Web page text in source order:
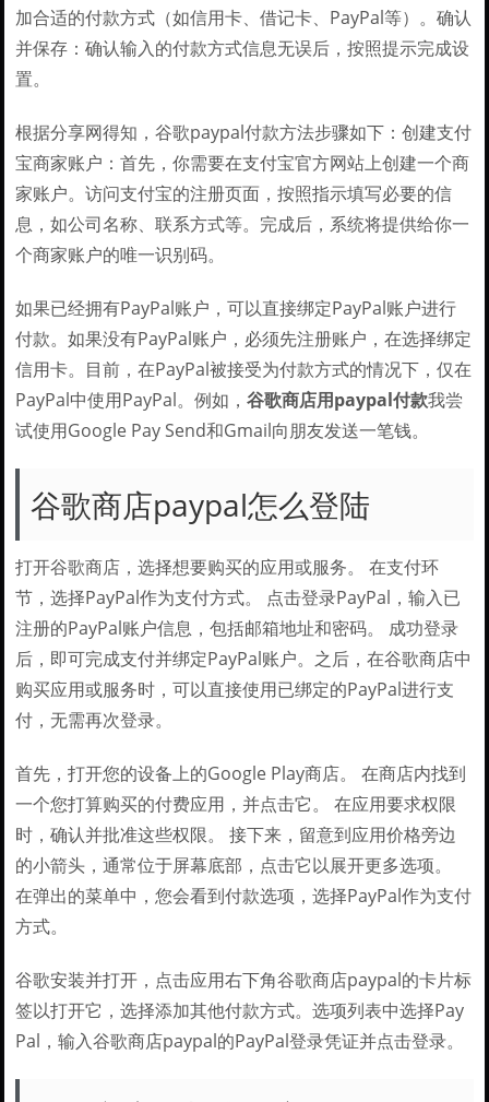
加合适的付款方式（如信用卡、借记卡、PayPal等）。确认
并保存：确认输入的付款方式信息无误后，按照提示完成设
置。
根据分享网得知，谷歌paypal付款方法步骤如下：创建支付
宝商家账户：首先，你需要在支付宝官方网站上创建一个商
家账户。访问支付宝的注册页面，按照指示填写必要的信
息，如公司名称、联系方式等。完成后，系统将提供给你一
个商家账户的唯一识别码。
如果已经拥有PayPal账户，可以直接绑定PayPal账户进行
付款。如果没有PayPal账户，必须先注册账户，在选择绑定
信用卡。目前，在PayPal被接受为付款方式的情况下，仅在
PayPal中使用PayPal。例如，谷歌商店用paypal付款我尝
试使用Google Pay Send和Gmail向朋友发送一笔钱。
谷歌商店paypal怎么登陆
打开谷歌商店，选择想要购买的应用或服务。 在支付环
节，选择PayPal作为支付方式。 点击登录PayPal，输入已
注册的PayPal账户信息，包括邮箱地址和密码。 成功登录
后，即可完成支付并绑定PayPal账户。之后，在谷歌商店中
购买应用或服务时，可以直接使用已绑定的PayPal进行支
付，无需再次登录。
首先，打开您的设备上的Google Play商店。 在商店内找到
一个您打算购买的付费应用，并点击它。 在应用要求权限
时，确认并批准这些权限。 接下来，留意到应用价格旁边
的小箭头，通常位于屏幕底部，点击它以展开更多选项。
在弹出的菜单中，您会看到付款选项，选择PayPal作为支付
方式。
谷歌安装并打开，点击应用右下角谷歌商店paypal的卡片标
签以打开它，选择添加其他付款方式。选项列表中选择Pay
Pal，输入谷歌商店paypal的PayPal登录凭证并点击登录。